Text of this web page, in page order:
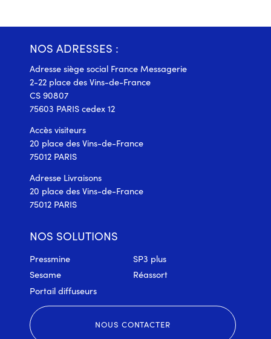
NOS ADRESSES :
Adresse siège social France Messagerie
2-22 place des Vins-de-France
CS 90807
75603 PARIS cedex 12
Accès visiteurs
20 place des Vins-de-France
75012 PARIS
Adresse Livraisons
20 place des Vins-de-France
75012 PARIS
NOS SOLUTIONS
Pressmine
Sesame
Portail diffuseurs
SP3 plus
Réassort
NOUS CONTACTER